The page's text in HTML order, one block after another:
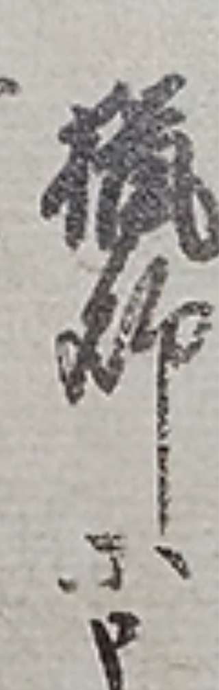
城の山名豊国に裏切られます。 ドラマの基本に則
書房）（https://amzn.to/4uFfzyz） 宇喜多直家は
今？ #豊臣兄弟 24回「軍師官兵衛！」（天正
7（1579）年―天正8（1580）年）：52歳 ◇天正
7（1579）年◇ 9月、秀吉が、信長に宇喜多直家の
赦免を願いますが、拒否られます。光成準治『毛
利輝元』によると、6月頃には、直家は毛利方を
反していたようです。 10月7日、織田信長に謝罪
ます。 ◇天正8（1580）年◇ 正月17日、三木城が
落城します。 このころから、天正10（1582）年ま
で、直家は毛利勢と攻防をくりひろげます